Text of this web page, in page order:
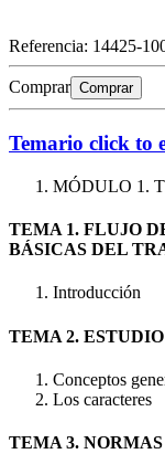
Referencia: 14425-
Comprar Comprar
Temario click to
MÓDULO 1.
TEMA 1. FLUJO
BÁSICAS DEL
Introducción
TEMA 2.
Conceptos
Los caracteres
TEMA 3.